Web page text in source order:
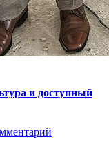
и доступный